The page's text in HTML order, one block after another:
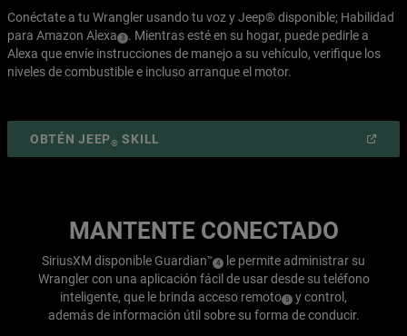
Conéctate a tu Wrangler usando tu voz y Jeep® disponible; Habilidad
para Amazon Alexa ( Disclosure
3) . Mientras esté en su hogar, puede pedirle a
Alexa que envíe instrucciones de manejo a su vehículo, verifique los
niveles de combustible e incluso arranque el motor.
OBTÉN JEEP® SKILL
MANTENTE CONECTADO
SiriusXM disponible Guardian™ ( Disclosure
4)
le permite administrar su
Wrangler con una aplicación fácil de usar desde su teléfono
inteligente, que le brinda acceso remoto ( Disclosure
5) y control,
además de información útil sobre su forma de conducir.